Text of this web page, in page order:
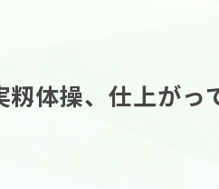
籾体操、仕上がっ